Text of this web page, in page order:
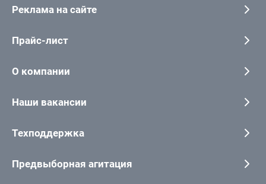
Реклама на сайте
Прайс-лист
О компании
Наши вакансии
Техподдержка
Предвыборная агитация